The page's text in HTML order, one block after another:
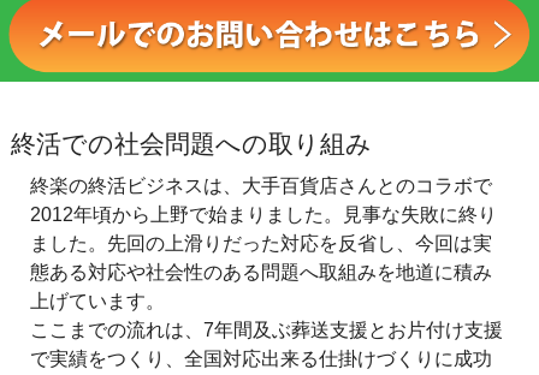
終活での社会問題への取り組み
終楽の終活ビジネスは、大手百貨店さんとのコラボで
2012年頃から上野で始まりました。見事な失敗に終り
ました。先回の上滑りだった対応を反省し、今回は実
態ある対応や社会性のある問題へ取組みを地道に積み
上げています。
ここまでの流れは、7年間及ぶ葬送支援とお片付け支援
で実績をつくり、全国対応出来る仕掛けづくりに成功